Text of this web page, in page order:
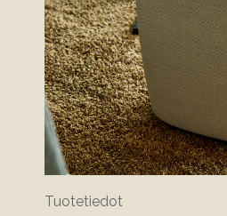
Tuotetiedot